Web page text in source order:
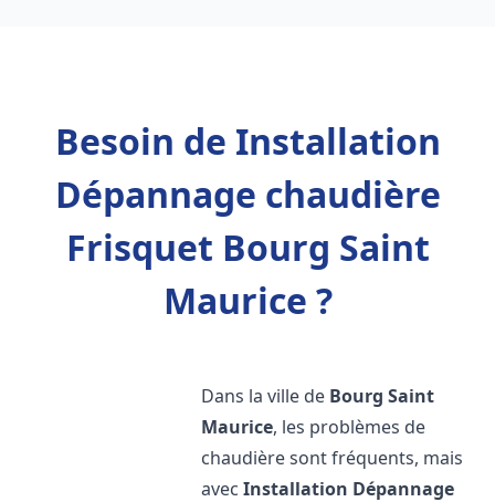
Besoin de Installation
Dépannage chaudière
Frisquet Bourg Saint
Maurice ?
Dans la ville de Bourg Saint
Maurice, les problèmes de
chaudière sont fréquents, mais
avecInstallation Dépannage